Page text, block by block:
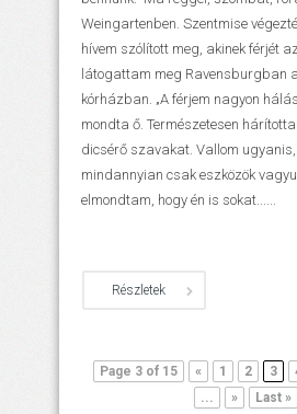
Weingartenben. Szentmise
hívem szólított meg, akinek férjét
látogattam meg Ravensburgban
kórházban. „A férjem nagyon
mondta ő. Természetesen
dicsérő szavakat. Vallom
mindannyian csak eszközök
elmondtam, hogy én is sokat......
Részletek
Page 3 of 15 « 1 2 3
...
» Last »